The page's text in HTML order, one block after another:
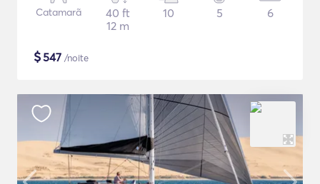
Catamarã
40 ft
12 m
10 5 6
$547 /noite